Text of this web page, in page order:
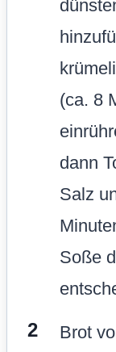
(ca. 8
dann
Salz
Soße
Brot